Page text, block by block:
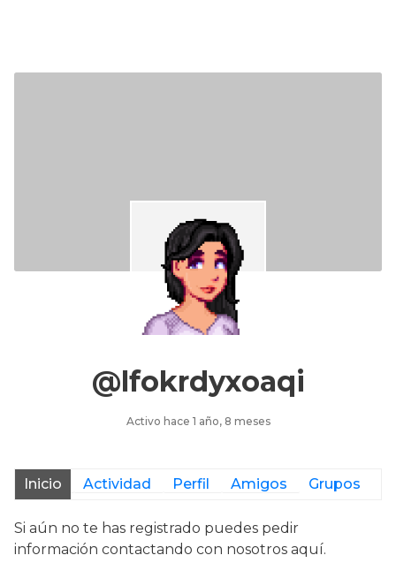
@lfokrdyxoaqi
Activo hace 1 año, 8 meses
Inicio Actividad Perfil Amigos Grupos
Si aún no te has registrado puedes pedir
información contactando con nosotros aquí.